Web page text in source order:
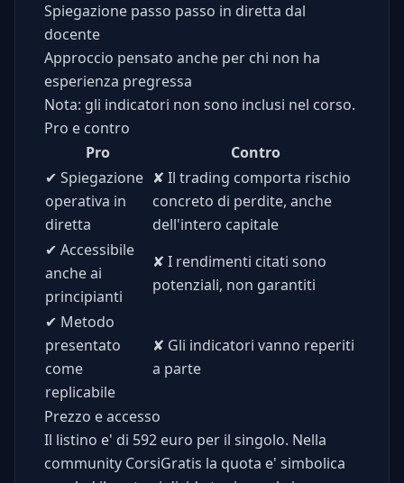
Spiegazione passo passo in diretta dal
docente
Approccio pensato anche per chi non ha
esperienza pregressa
Nota: gli indicatori non sono inclusi nel corso.
Pro e contro
Pro
Contro
✔ Spiegazione
operativa in
diretta
✘ Il trading comporta rischio
concreto di perdite, anche
dell'intero capitale
✔ Accessibile
anche ai
principianti
✘ I rendimenti citati sono
potenziali, non garantiti
✔ Metodo
presentato
come
replicabile
✘ Gli indicatori vanno reperiti
a parte
Prezzo e accesso
Il listino e' di 592 euro per il singolo. Nella
community CorsiGratis la quota e' simbolica